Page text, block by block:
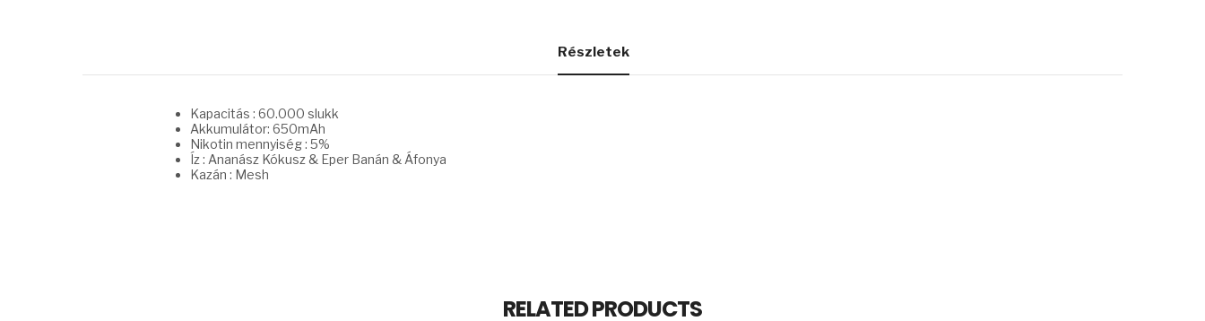
Részletek
Kapacitás : 60.000 slukk
Akkumulátor: 650mAh
Nikotin mennyiség : 5%
Íz : Ananász Kókusz & Eper Banán & Áfonya
Kazán : Mesh
RELATED PRODUCTS